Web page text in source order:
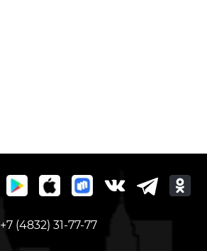
+7 (4832) 31-77-77